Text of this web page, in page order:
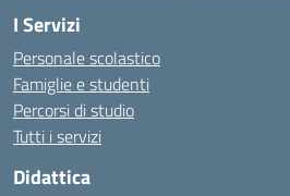
I Servizi
Personale scolastico
Famiglie e studenti
Percorsi di studio
Tutti i servizi
Didattica